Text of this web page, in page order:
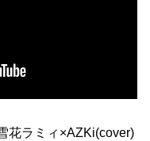
花ラミィ×AZKi(cover)